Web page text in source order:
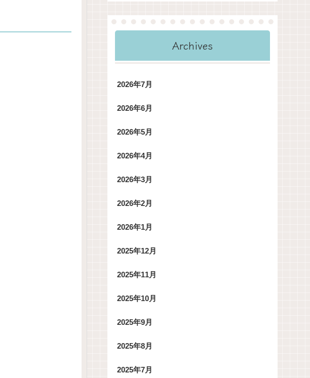
Archives
2026年7月
2026年6月
2026年5月
2026年4月
2026年3月
2026年2月
2026年1月
2025年12月
2025年11月
2025年10月
2025年9月
2025年8月
2025年7月